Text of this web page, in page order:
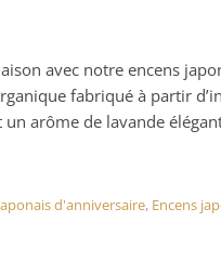
avec notre encens
fabriqué à partir
arôme de lavande
d'anniversaire, Encens